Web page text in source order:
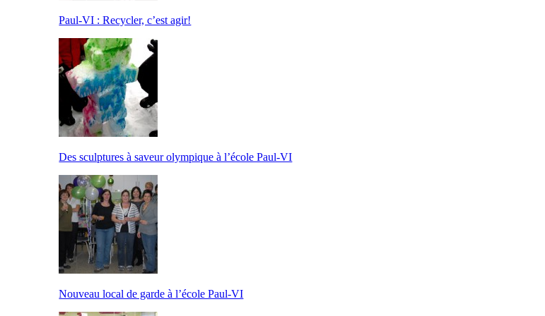
Paul-VI : Recycler, c’est agir!
Des sculptures à saveur olympique à l’école Paul-VI
Nouveau local de garde à l’école Paul-VI